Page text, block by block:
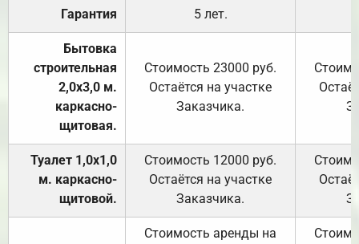
Гарантия 5 лет.
Бытовка
строительная
2,0х3,0 м.
каркасно-
щитовая.
Стоимость 23000 руб.
Остаётся на участке
Заказчика.
Туалет 1,0х1,0
м. каркасно-
щитовой.
Стоимость 12000 руб.
Остаётся на участке
Заказчика.
Стоимость аренды на